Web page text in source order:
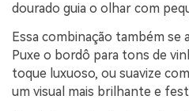
dourado guia o olhar com
Essa combinação também se
Puxe o bordô para tons de
toque luxuoso, ou suavize
um visual mais brilhante e